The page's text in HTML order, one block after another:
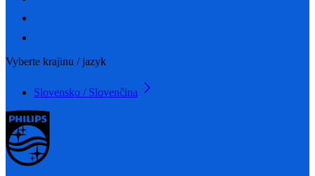
Vyberte krajinu / jazyk
Slovensko / Slovenčina